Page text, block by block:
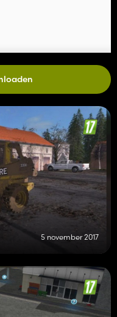
5 november 2017